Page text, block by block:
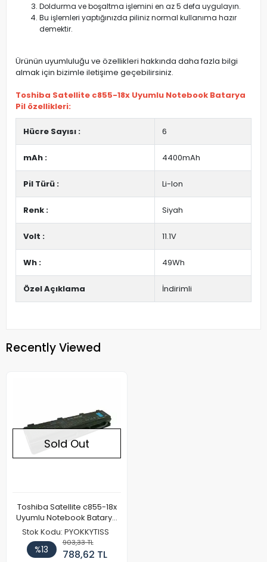
Doldurma ve boşaltma işlemini en az 5 defa uygulayın.
Bu işlemleri yaptığınızda piliniz normal kullanıma hazır
demektir.
Ürünün uyumluluğu ve özellikleri hakkında daha fazla bilgi
almak için bizimle iletişime geçebilirsiniz.
Toshiba Satellite c855-18x Uyumlu Notebook Batarya
Pil özellikleri:
Hücre Sayısı : 6
mAh : 4400mAh
Pil Türü : Li-Ion
Renk : Siyah
Volt : 11.1V
Wh : 49Wh
Özel Açıklama İndirimli
Recently Viewed
Sold Out
Toshiba Satellite c855-18x
Uyumlu Notebook Batarya
Pil
Stok Kodu: PYOKKYTISS
%13
903,33 TL
788,62 TL